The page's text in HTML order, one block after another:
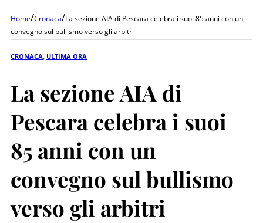
Home/Cronaca/La sezione AIA di Pescara celebra i suoi 85 anni con un
convegno sul bullismo verso gli arbitri
CRONACA ULTIMA ORA
La sezione AIA di
Pescara celebra i suoi
85 anni con un
convegno sul bullismo
verso gli arbitri